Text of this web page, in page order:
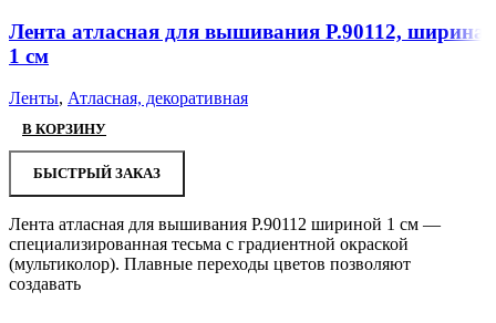
Лента атласная для вышивания Р.90112, ширина
1 см
Ленты, Атласная, декоративная
В КОРЗИНУ
БЫСТРЫЙ ЗАКАЗ
Лента атласная для вышивания Р.90112 шириной 1 см —
специализированная тесьма с градиентной окраской
(мультиколор). Плавные переходы цветов позволяют
создавать